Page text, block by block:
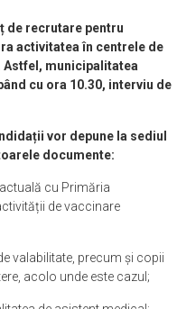
de recrutare pentru
activitatea în centrele de
Astfel, municipalitatea
cu ora 10.30, interviu de
vor depune la sediul
documente:
cu Primăria
de vaccinare
valabilitate, precum și copii
acolo unde este cazul;